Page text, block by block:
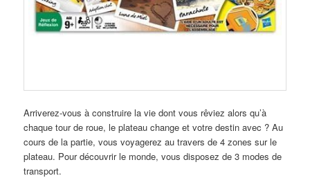
Arriverez-vous à construire la vie dont vous rêviez alors qu’à
chaque tour de roue, le plateau change et votre destin avec ? Au
cours de la partie, vous voyagerez au travers de 4 zones sur le
plateau. Pour découvrir le monde, vous disposez de 3 modes de
transport.